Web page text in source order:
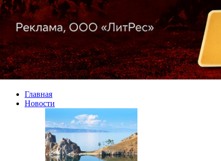
Главная
Новости